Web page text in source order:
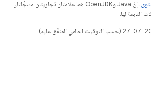
. إنّ Java وOpenJDK هما علامتان تجاريتان مسجَّلتان